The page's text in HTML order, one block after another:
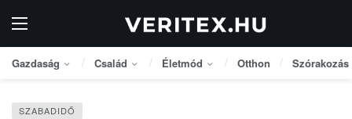
Gazdaság Család Életmód Otthon Szórakozás
SZABADIDŐ